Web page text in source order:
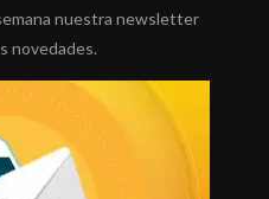
nuestra newsletter
novedades.